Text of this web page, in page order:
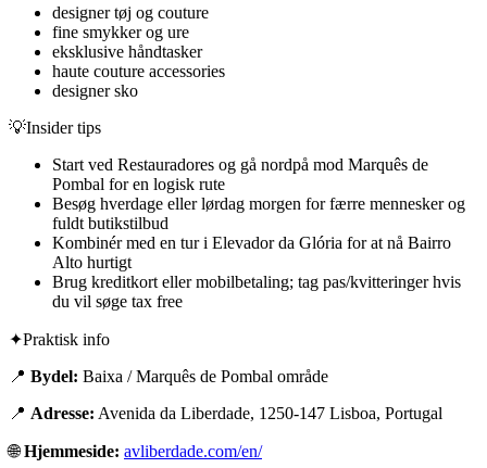
designer tøj og couture
fine smykker og ure
eksklusive håndtasker
haute couture accessories
designer sko
💡Insider tips
Start ved Restauradores og gå nordpå mod Marquês de
Pombal for en logisk rute
Besøg hverdage eller lørdag morgen for færre mennesker og
fuldt butikstilbud
Kombinér med en tur i Elevador da Glória for at nå Bairro
Alto hurtigt
Brug kreditkort eller mobilbetaling; tag pas/kvitteringer hvis
du vil søge tax free
✦Praktisk info
📍 Bydel: Baixa / Marquês de Pombal område
📍 Adresse: Avenida da Liberdade, 1250-147 Lisboa, Portugal
🌐Hjemmeside: avliberdade.com/en/